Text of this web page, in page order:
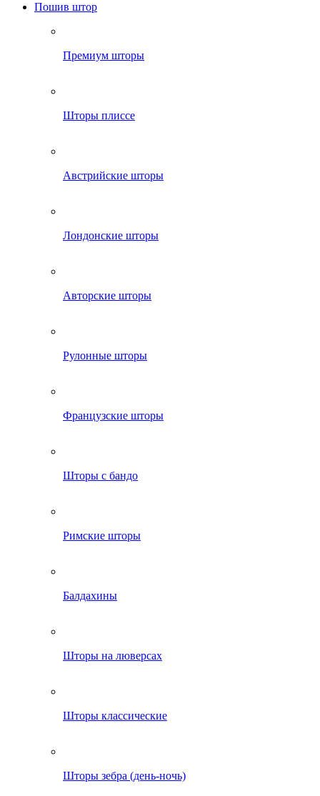
Пошив штор
Премиум шторы
Шторы плиссе
Австрийские шторы
Лондонские шторы
Авторские шторы
Рулонные шторы
Французские шторы
Шторы с бандо
Римские шторы
Балдахины
Шторы на люверсах
Шторы классические
Шторы зебра (день-ночь)